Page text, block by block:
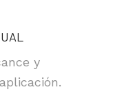
y